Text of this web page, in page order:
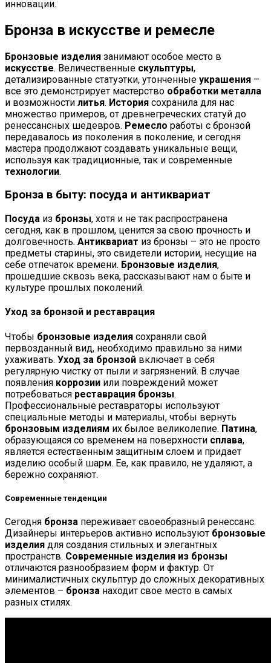
инновации.
Бронза в искусстве и ремесле
Бронзовые изделия занимают особое место в
искусстве. Величественные скульптуры,
детализированные статуэтки, утонченные украшения –
все это демонстрирует мастерство обработки металла
и возможности литья. История сохранила для нас
множество примеров, от древнегреческих статуй до
ренессансных шедевров. Ремесло работы с бронзой
передавалось из поколения в поколение, и сегодня
мастера продолжают создавать уникальные вещи,
используя как традиционные, так и современные
технологии.
Бронза в быту: посуда и антиквариат
Посуда из бронзы, хотя и не так распространена
сегодня, как в прошлом, ценится за свою прочность и
долговечность. Антиквариат из бронзы – это не просто
предметы старины, это свидетели истории, несущие на
себе отпечаток времени. Бронзовые изделия,
прошедшие сквозь века, рассказывают нам о быте и
культуре прошлых поколений.
Уход за бронзой и реставрация
Чтобы бронзовые изделия сохраняли свой
первозданный вид, необходимо правильно за ними
ухаживать. Уход за бронзой включает в себя
регулярную чистку от пыли и загрязнений. В случае
появления коррозии или повреждений может
потребоваться реставрация бронзы.
Профессиональные реставраторы используют
специальные методы и материалы, чтобы вернуть
бронзовым изделиям их былое великолепие. Патина,
образующаяся со временем на поверхности сплава,
является естественным защитным слоем и придает
изделию особый шарм. Ее, как правило, не удаляют, а
бережно сохраняют.
Современные тенденции
Сегодня бронза переживает своеобразный ренессанс.
Дизайнеры интерьеров активно используют бронзовые
изделия для создания стильных и элегантных
пространств. Современные изделия из бронзы
отличаются разнообразием форм и фактур. От
минималистичных скульптур до сложных декоративных
элементов – бронза находит свое место в самых
разных стилях.